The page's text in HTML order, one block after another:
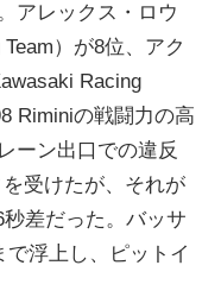
アレックス・ロウ
）が8位、アク
Racing
Riminiの戦闘力の高
ーン出口での違反
受けたが、それが
差だった。バッサ
浮上し、ピットイ